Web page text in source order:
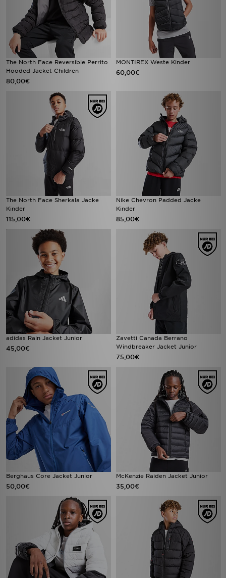
The North Face Reversible Perrito
Hooded Jacket Children
80,00€
MONTIREX Weste Kinder
60,00€
The North Face Sherkala Jacke
Kinder
115,00€
Nike Chevron Padded Jacke
Kinder
85,00€
adidas Rain Jacket Junior
45,00€
Zavetti Canada Berrano
Windbreaker Jacket Junior
75,00€
Berghaus Core Jacket Junior
50,00€
McKenzie Raiden Jacket Junior
35,00€